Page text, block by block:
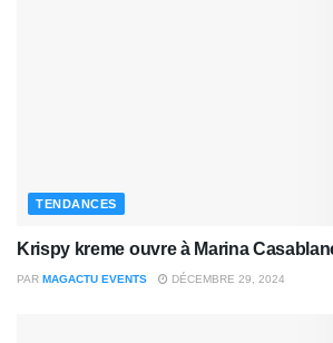
TENDANCES
Krispy kreme ouvre à Marina
PAR MAGACTU EVENTS DÉCEMBRE 29, 2024